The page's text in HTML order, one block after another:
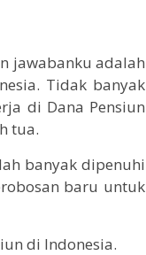
jawabanku adalah
Tidak banyak
di Dana Pensiun
tua.
banyak dipenuhi
baru untuk
di Indonesia.